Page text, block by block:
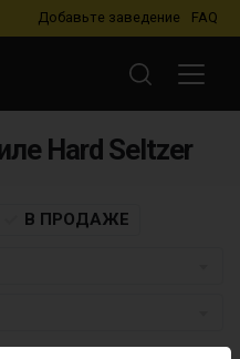
Добавьте заведение FAQ
Hard Seltzer
В ПРОДАЖЕ